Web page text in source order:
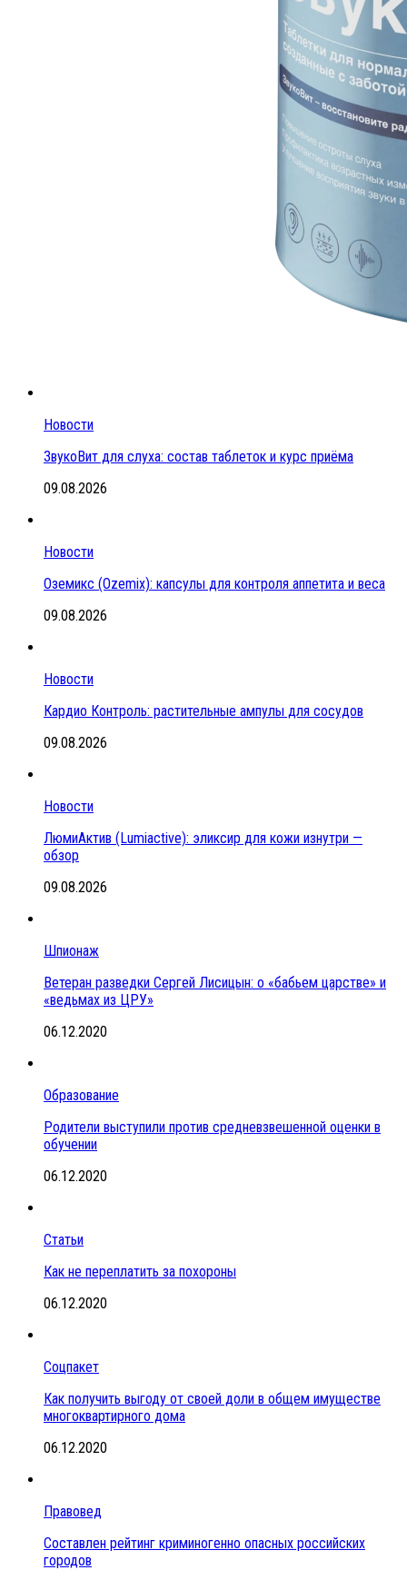
Новости
ЗвукоВит для слуха: состав таблеток и курс приёма
09.08.2026
Новости
Оземикс (Ozemix): капсулы для контроля аппетита и веса
09.08.2026
Новости
Кардио Контроль: растительные ампулы для сосудов
09.08.2026
Новости
ЛюмиАктив (Lumiactive): эликсир для кожи изнутри —
обзор
09.08.2026
Шпионаж
Ветеран разведки Сергей Лисицын: о «бабьем царстве» и
«ведьмах из ЦРУ»
06.12.2020
Образование
Родители выступили против средневзвешенной оценки в
обучении
06.12.2020
Статьи
Как не переплатить за похороны
06.12.2020
Соцпакет
Как получить выгоду от своей доли в общем имуществе
многоквартирного дома
06.12.2020
Правовед
Составлен рейтинг криминогенно опасных российских
городов